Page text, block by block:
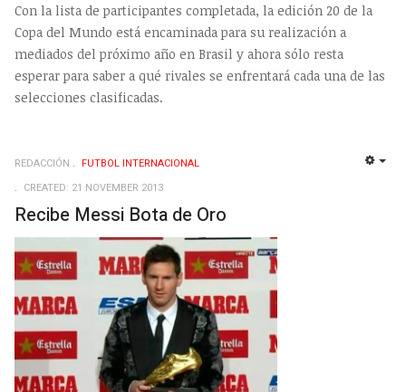
Con la lista de participantes completada, la edición 20 de la
Copa del Mundo está encaminada para su realización a
mediados del próximo año en Brasil y ahora sólo resta
esperar para saber a qué rivales se enfrentará cada una de las
selecciones clasificadas.
REDACCIÓN
FUTBOL INTERNACIONAL
CREATED: 21 NOVEMBER 2013
Recibe Messi Bota de Oro